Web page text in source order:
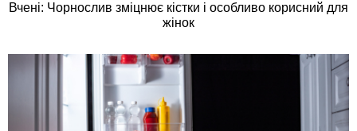
Вчені: Чорнослив зміцнює кістки і особливо корисний для
жінок